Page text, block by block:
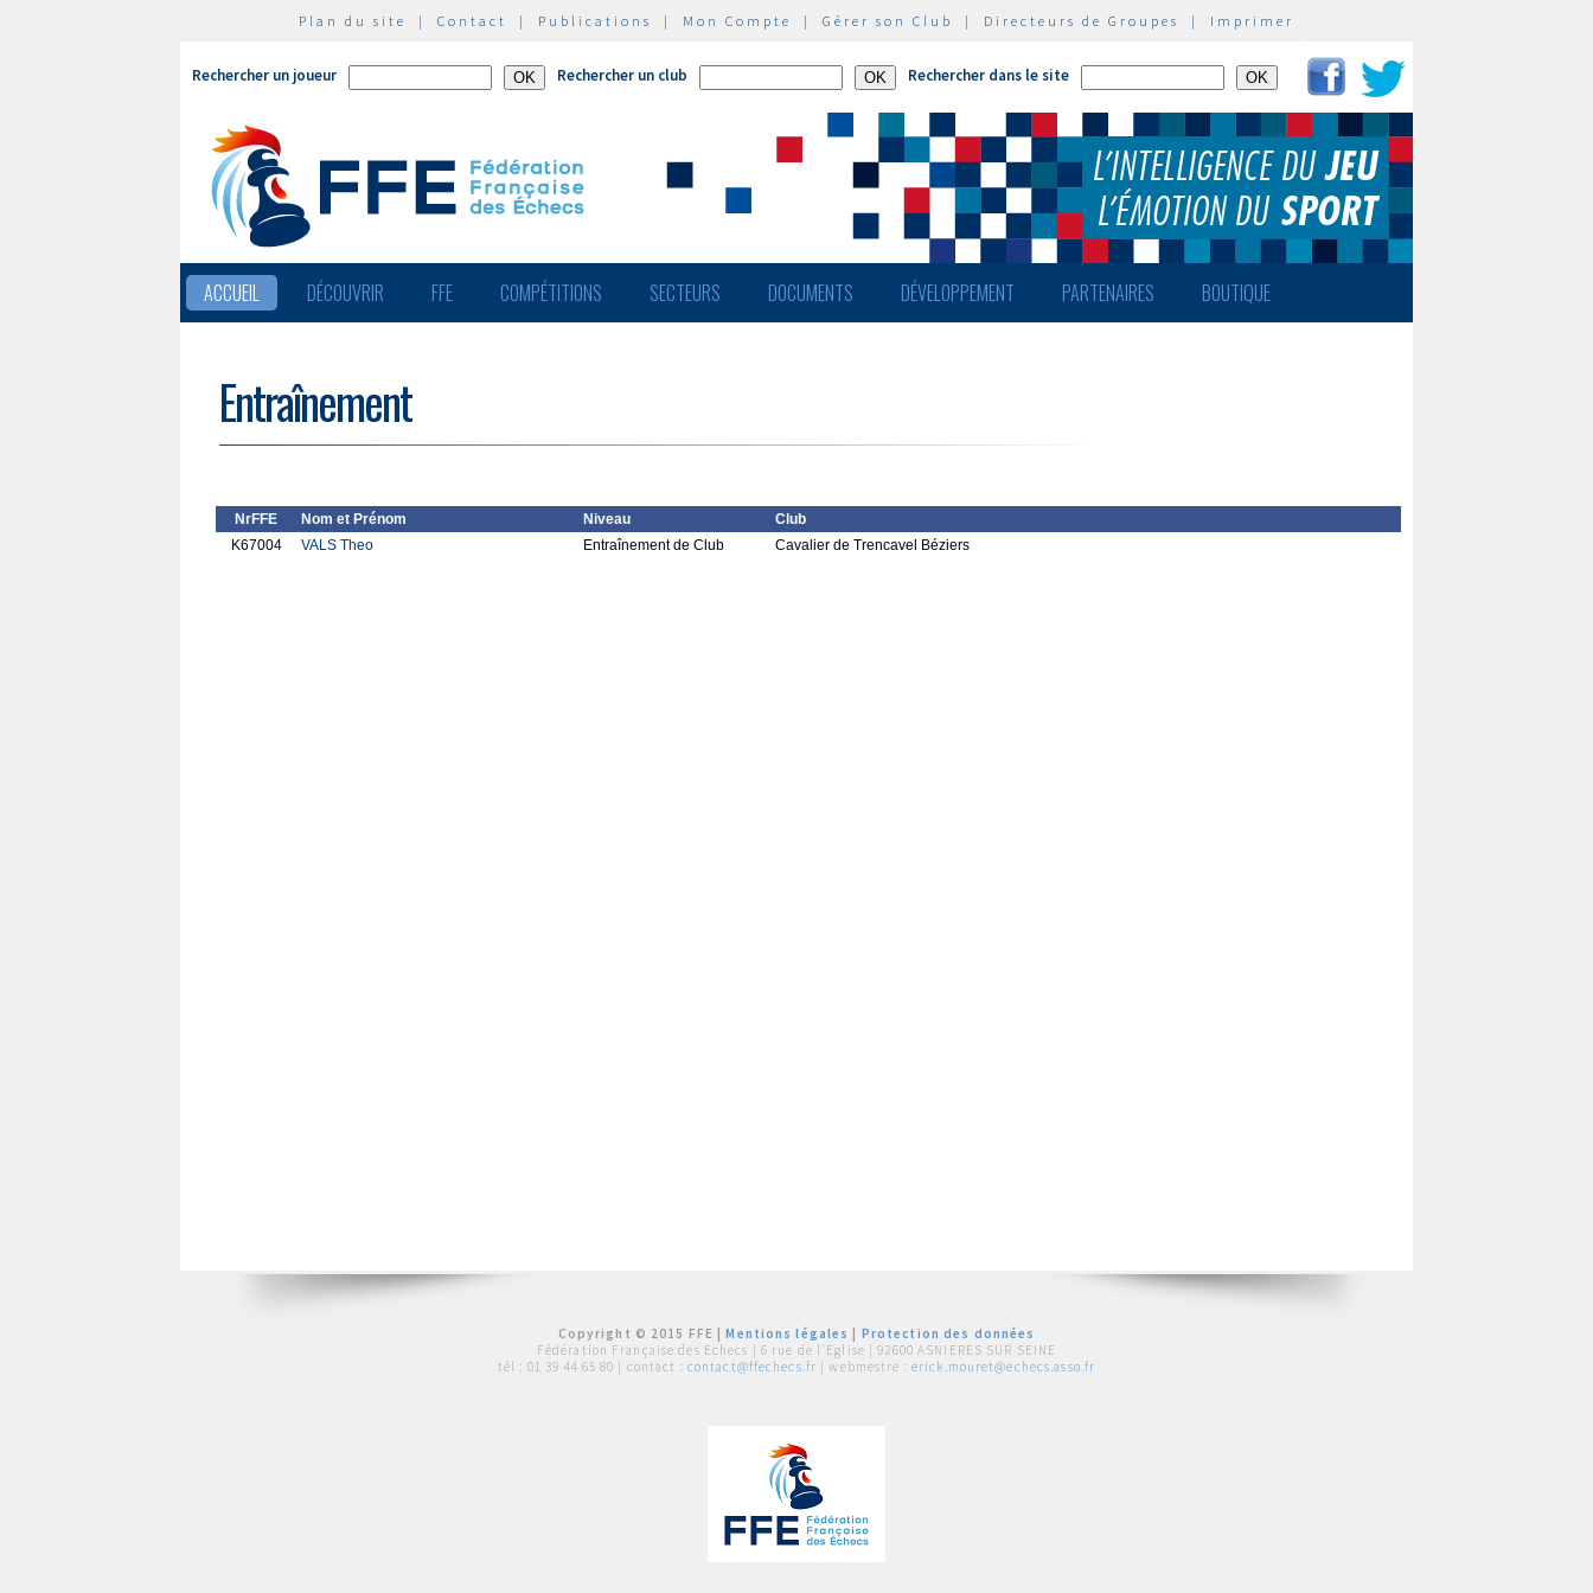
Plan du site | Contact | Publications | Mon Compte | Gérer son Club | Directeurs de Groupes | Imprimer
Rechercher un joueur Rechercher un club Rechercher dans le site
ACCUEIL DÉCOUVRIR FFE COMPÉTITIONS SECTEURS DOCUMENTS DÉVELOPPEMENT PARTENAIRES BOUTIQUE
Entraînement
NrFFE Nom et Prénom Niveau
Club
K67004
VALS Theo Entraînement de Club Cavalier de Trencavel Béziers
Copyright © 2015 FFE |Mentions légales
Protection des données
Fédération Française des Echecs | 6 rue de l'Eglise | 92600 ASNIERES SUR SEINE
tél : 01 39 44 65 80 | contact : contact@ffechecs.fr | webmestre : erick.mouret@echecs.asso.fr